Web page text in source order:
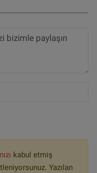
kabul etmiş
Yazılan